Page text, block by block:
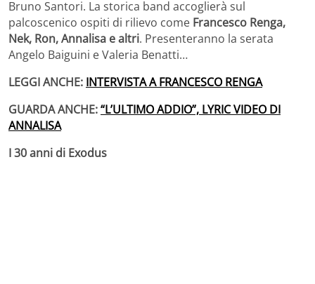
Bruno Santori. La storica band accoglierà sul
palcoscenico ospiti di rilievo come Francesco Renga,
Nek, Ron, Annalisa e altri. Presenteranno la serata
Angelo Baiguini e Valeria Benatti…
LEGGI ANCHE: INTERVISTA A FRANCESCO RENGA
GUARDA ANCHE:“L’ULTIMO ADDIO”, LYRIC VIDEO DI
ANNALISA
I 30 anni di Exodus